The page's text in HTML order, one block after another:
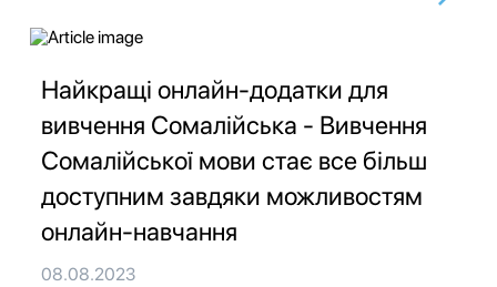
Найкращі онлайн-додатки для
вивчення Сомалійська - Вивчення
Сомалійської мови стає все більш
доступним завдяки можливостям
онлайн-навчання
08.08.2023